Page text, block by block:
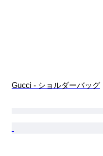
Gucci - ショルダーバッグ